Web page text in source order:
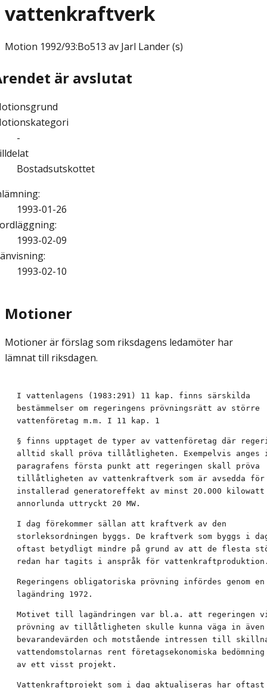
vattenkraftverk
Motion 1992/93:Bo513 av Jarl Lander (s)
är avslutat
-
Bostadsutskottet
:
1993-01-26
:
1993-02-09
:
1993-02-10
Motioner
Motioner är förslag som riksdagens ledamöter har
lämnat till riksdagen.
I vattenlagens (1983:291) 11 kap. finns särskilda
bestämmelser om regeringens prövningsrätt av större
vattenföretag m.m. I 11 kap. 1
§ finns upptaget de typer av vattenföretag där
alltid skall pröva tillåtligheten. Exempelvis anges
paragrafens första punkt att regeringen skall pröva
tillåtligheten av vattenkraftverk som är avsedda för
installerad generatoreffekt av minst 20.000
annorlunda uttryckt 20 MW.
I dag förekommer sällan att kraftverk av den
storleksordningen byggs. De kraftverk som byggs i
oftast betydligt mindre på grund av att de flesta
redan har tagits i anspråk för
Regeringens obligatoriska prövning infördes genom en
lagändring 1972.
Motivet till lagändringen var bl.a. att regeringen
prövning av tillåtligheten skulle kunna väga in även
bevarandevärden och motstående intressen till
vattendomstolarnas rent företagsekonomiska bedömning
av ett visst projekt.
Vattenkraftprojekt som i dag aktualiseras har oftast